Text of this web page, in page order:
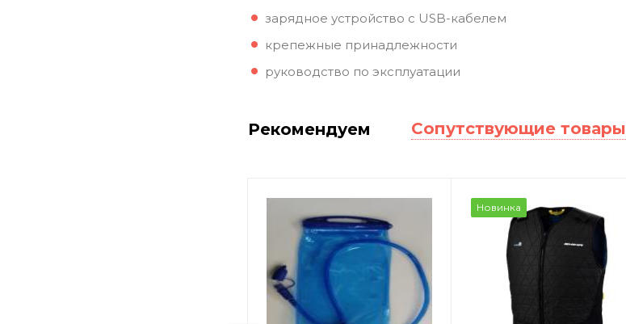
зарядное устройство с USB-кабелем
крепежные принадлежности
руководство по эксплуатации
Рекомендуем Сопутствующие товары
Новинка